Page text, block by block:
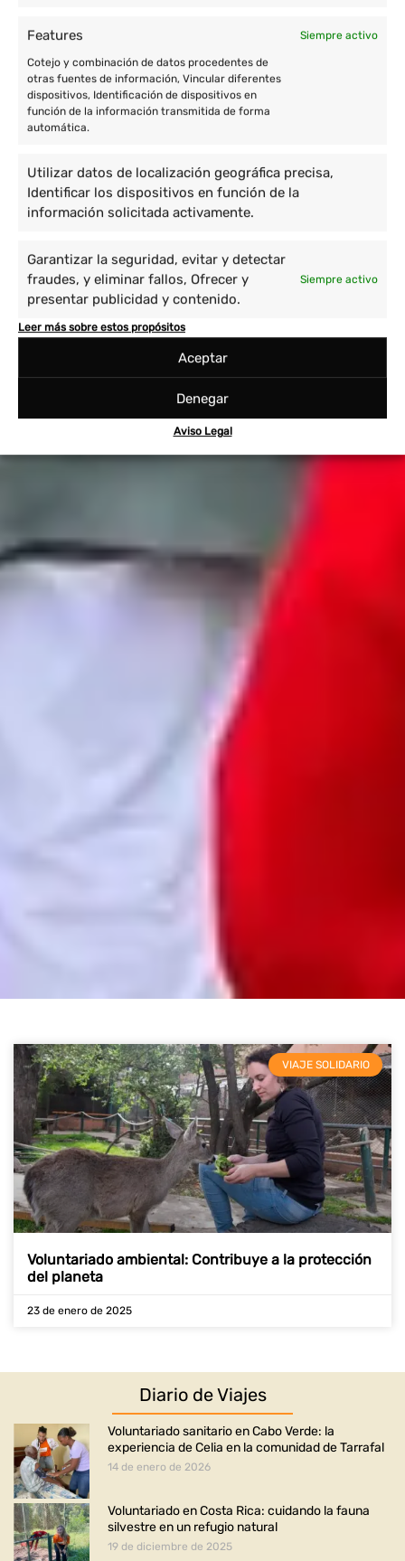
Features Siempre activo
Cotejo y combinación de datos procedentes de
otras fuentes de información, Vincular diferentes
dispositivos, Identificación de dispositivos en
función de la información transmitida de forma
automática.
Utilizar datos de localización geográfica precisa,
Identificar los dispositivos en función de la
información solicitada activamente.
Garantizar la seguridad, evitar y detectar
fraudes, y eliminar fallos, Ofrecer y
presentar publicidad y contenido.
Siempre activo
Leer más sobre estos propósitos
Aceptar
Denegar
Aviso Legal
VIAJE SOLIDARIO
Voluntariado ambiental: Contribuye a la protección
del planeta
23 de enero de 2025
Diario de Viajes
Voluntariado sanitario en Cabo Verde: la
experiencia de Celia en la comunidad de Tarrafal
14 de enero de 2026
Voluntariado en Costa Rica: cuidando la fauna
silvestre en un refugio natural
19 de diciembre de 2025